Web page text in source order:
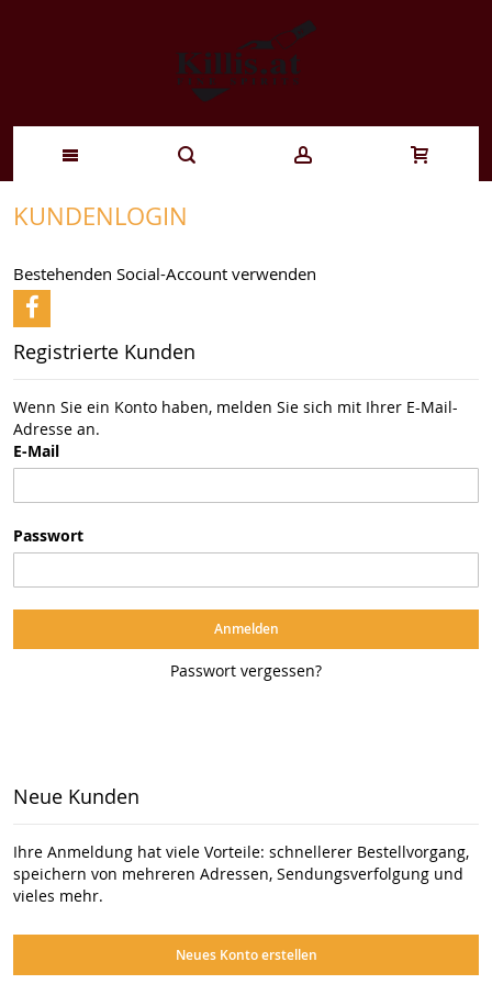
Zum
springen
KUNDENLOGIN
Bestehenden Social-Account verwenden
Registrierte Kunden
Wenn Sie ein Konto haben, melden Sie sich mit Ihrer E-Mail-
Adresse an.
E-Mail
Passwort
Anmelden
Passwort vergessen?
Neue Kunden
Ihre Anmeldung hat viele Vorteile: schnellerer Bestellvorgang,
speichern von mehreren Adressen, Sendungsverfolgung und
vieles mehr.
Neues Konto erstellen